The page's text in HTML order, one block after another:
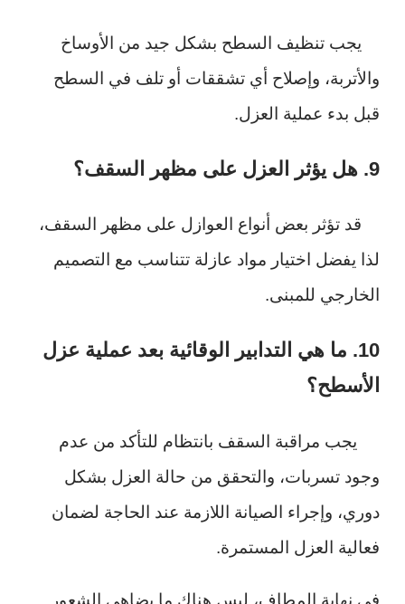
يجب تنظيف السطح بشكل جيد من الأوساخ
والأتربة، وإصلاح أي تشققات أو تلف في السطح
قبل بدء عملية العزل.
9. هل يؤثر العزل على مظهر السقف؟
قد تؤثر بعض أنواع العوازل على مظهر السقف،
لذا يفضل اختيار مواد عازلة تتناسب مع التصميم
الخارجي للمبنى.
10. ما هي التدابير الوقائية بعد عملية عزل
الأسطح؟
يجب مراقبة السقف بانتظام للتأكد من عدم
وجود تسربات، والتحقق من حالة العزل بشكل
دوري، وإجراء الصيانة اللازمة عند الحاجة لضمان
فعالية العزل المستمرة.
في نهاية المطاف، ليس هناك ما يضاهي الشعور